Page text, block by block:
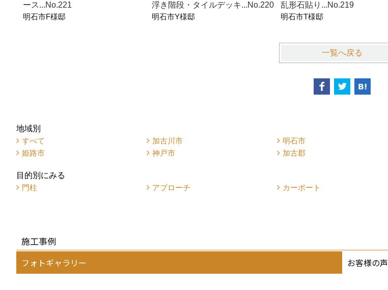
ース...No.221
明石市F様邸
浮き階段・タイルデッキ...No.220
明石市Y様邸
乱形石貼り...No.219
明石市T様邸
一覧へ戻る
地域別
すべて
加古川市 明石市
姫路市
神戸市 加古郡
目的別にみる
門柱
アプローチ カーポート
施工事例
フォトギャラリー お客様の声